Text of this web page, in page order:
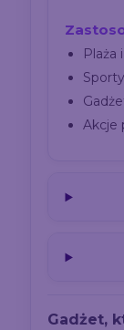
Plaża
Akcje
Gadżet,